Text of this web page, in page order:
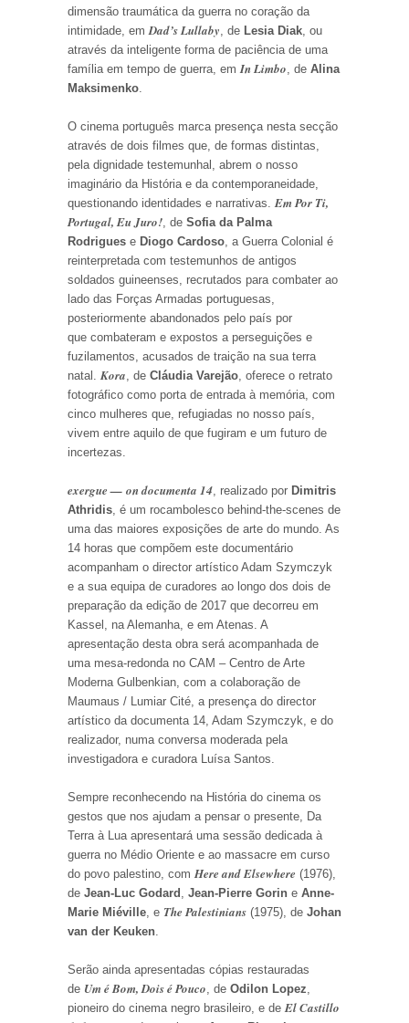
dimensão traumática da guerra no coração da
intimidade, em Dad’s Lullaby , de Lesia Diak , ou
através da inteligente forma de paciência de uma
família em tempo de guerra, em In Limbo , de Alina
Maksimenko
O cinema português marca presença nesta secção
através de dois filmes que, de formas distintas,
pela dignidade testemunhal, abrem o nosso
imaginário da História e da contemporaneidade,
questionando identidades e narrativas. Em Por Ti,
Portugal, Eu Juro! , de Sofia da Palma
Rodrigues e Diogo Cardoso , a Guerra Colonial é
reinterpretada com testemunhos de antigos
soldados guineenses, recrutados para combater ao
lado das Forças Armadas portuguesas,
posteriormente abandonados pelo país por
que combateram e expostos a perseguições e
fuzilamentos, acusados de traição na sua terra
natal.
Kora , de Cláudia Varejão , oferece o retrato
fotográfico como porta de entrada à memória, com
cinco mulheres que, refugiadas no nosso país,
vivem entre aquilo de que fugiram e um futuro de
incertezas.
exergue — on documenta 14 , realizado por Dimitris
Athridis , é um rocambolesco behind-the-scenes de
uma das maiores exposições de arte do mundo. As
14 horas que compõem este documentário
acompanham o director artístico Adam Szymczyk
e a sua equipa de curadores ao longo dos dois de
preparação da edição de 2017 que decorreu em
Kassel, na Alemanha, e em Atenas. A
apresentação desta obra será acompanhada de
uma mesa-redonda no CAM – Centro de Arte
Moderna Gulbenkian, com a colaboração de
Maumaus / Lumiar Cité, a presença do director
artístico da documenta 14, Adam Szymczyk, e do
realizador, numa conversa moderada pela
investigadora e curadora Luísa Santos.
Sempre reconhecendo na História do cinema os
gestos que nos ajudam a pensar o presente, Da
Terra à Lua apresentará uma sessão dedicada à
guerra no Médio Oriente e ao massacre em curso
do povo palestino, com Here and Elsewhere (1976),
de Jean-Luc Godard Jean-Pierre Gorin e Anne-
Marie Miéville , e The Palestinians (1975), de Johan
van der Keuken
Serão ainda apresentadas cópias restauradas
de Um é Bom, Dois é Pouco , de Odilon Lopez
pioneiro do cinema negro brasileiro, e de El Castillo